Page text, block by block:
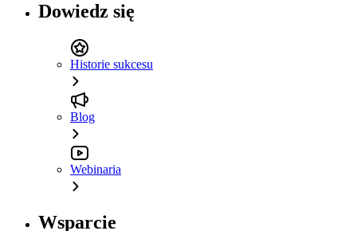
Dowiedz się
Historie sukcesu
Blog
Webinaria
Wsparcie